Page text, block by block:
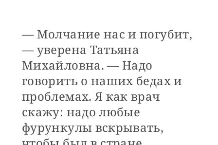
— Молчание нас и погубит,
— уверена Татьяна
Михайловна. — Надо
говорить о наших бедах и
проблемах. Я как врач
скажу: надо любые
фурункулы вскрывать,